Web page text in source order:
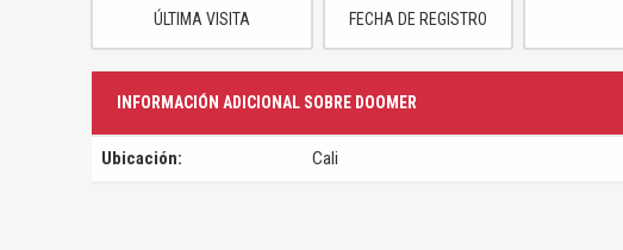
ÚLTIMA VISITA FECHA DE REGISTRO
INFORMACIÓN ADICIONAL SOBRE DOOMER
Ubicación: Cali